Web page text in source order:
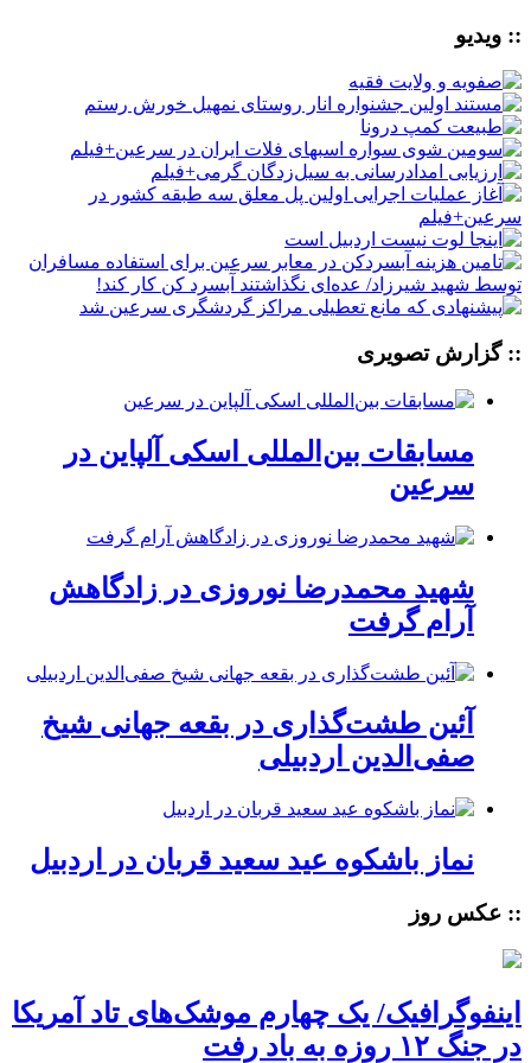
:: ویدیو
:: گزارش تصویری
مسابقات بین‌المللی اسکی آلپاین در
سرعین
شهید محمدرضا نوروزی در زادگاهش
آرام گرفت
آئین طشت‌گذاری در بقعه جهانی شیخ
صفی‌الدین اردبیلی
نماز باشکوه عید سعید قربان در اردبیل
:: عکس روز
اینفوگرافیک/ یک چهارم موشک‌های تاد آمریکا
در جنگ ۱۲ روزه به باد رفت